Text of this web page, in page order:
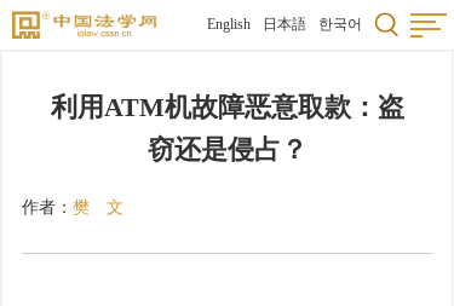
English 日本語 한국어
利用ATM机故障恶意取款：盗
窃还是侵占？
作者： 樊 文